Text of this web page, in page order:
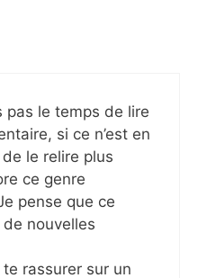
pas le temps de lire
si ce n’est en
le relire plus
ce genre
pense que ce
de nouvelles
rassurer sur un